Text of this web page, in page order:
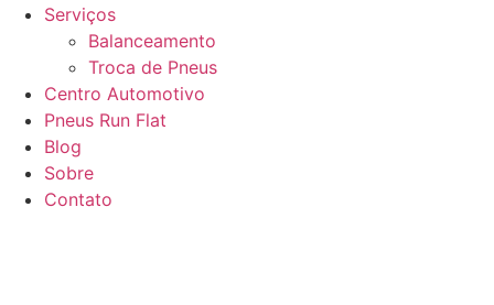
Serviços
Balanceamento
Troca de Pneus
Centro Automotivo
Pneus Run Flat
Blog
Sobre
Contato